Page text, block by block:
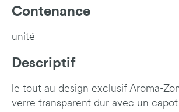
Contenance
unité
Descriptif
le tout au design exclusif Aroma-
verre transparent dur avec un